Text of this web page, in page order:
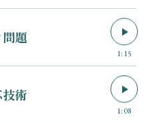
題
1:15
術
1:08